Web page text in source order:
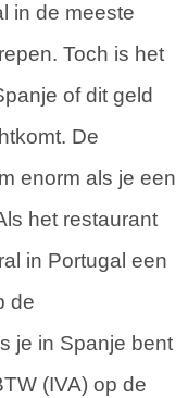
in de meeste
Toch is het
of dit geld
De
enorm als je een
het restaurant
in Portugal een
de
je in Spanje bent
(IVA) op de